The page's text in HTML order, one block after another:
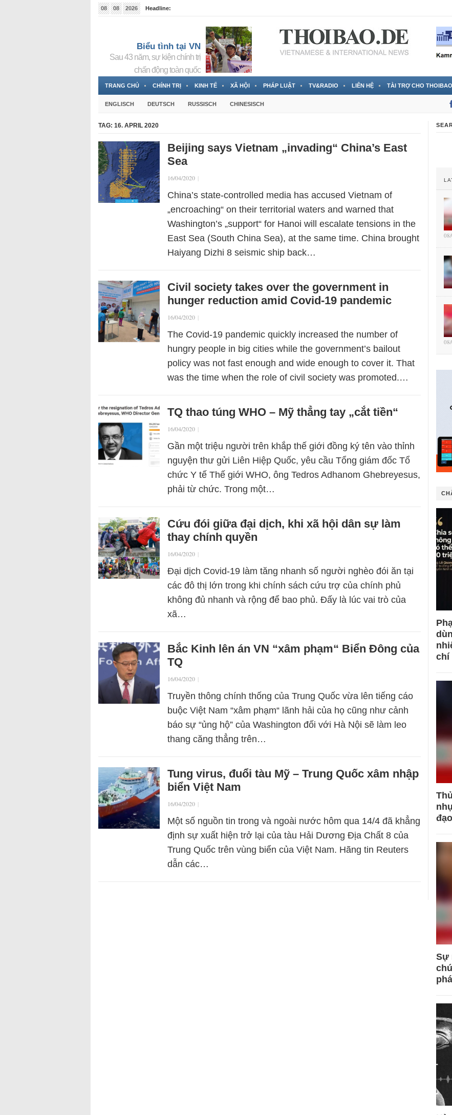
08 08 2026
Headline:
Biểu tình tại VN
Sau 43 năm, sự kiện chính trị
chấn động toàn quốc
TRANG CHỦ CHÍNH TRỊ KINH TẾ XÃ HỘI PHÁP LUẬT TV&RADIO LIÊN HỆ TÀI TRỢ CHO
ENGLISCH DEUTSCH RUSSISCH CHINESISCH
TAG: 16. APRIL 2020
Beijing says Vietnam „invading“ China’s East
Sea
16/04/2020 |
China’s state-controlled media has accused Vietnam of
„encroaching“ on their territorial waters and warned that
Washington’s „support“ for Hanoi will escalate tensions in the
East Sea (South China Sea), at the same time. China brought
Haiyang Dizhi 8 seismic ship back…
Civil society takes over the government in
hunger reduction amid Covid-19 pandemic
16/04/2020 |
The Covid-19 pandemic quickly increased the number of
hungry people in big cities while the government’s bailout
policy was not fast enough and wide enough to cover it. That
was the time when the role of civil society was promoted.…
TQ thao túng WHO – Mỹ thẳng tay „cắt tiền“
16/04/2020 |
Gần một triệu người trên khắp thế giới đồng ký tên vào thỉnh
nguyện thư gửi Liên Hiệp Quốc, yêu cầu Tổng giám đốc Tổ
chức Y tế Thế giới WHO, ông Tedros Adhanom Ghebreyesus,
phải từ chức. Trong một…
Cứu đói giữa đại dịch, khi xã hội dân sự làm
thay chính quyền
16/04/2020 |
Đại dịch Covid-19 làm tăng nhanh số người nghèo đói ăn tại
các đô thị lớn trong khi chính sách cứu trợ của chính phủ
không đủ nhanh và rộng để bao phủ. Đấy là lúc vai trò của
xã…
Bắc Kinh lên án VN “xâm phạm“ Biển Đông của
TQ
16/04/2020 |
Truyền thông chính thống của Trung Quốc vừa lên tiếng cáo
buộc Việt Nam “xâm phạm“ lãnh hải của họ cũng như cảnh
báo sự “ủng hộ” của Washington đối với Hà Nội sẽ làm leo
thang căng thẳng trên…
Tung virus, đuổi tàu Mỹ – Trung Quốc xâm nhập
biển Việt Nam
16/04/2020 |
Một số nguồn tin trong và ngoài nước hôm qua 14/4 đã khẳng
định sự xuất hiện trở lại của tàu Hải Dương Địa Chất 8 của
Trung Quốc trên vùng biển của Việt Nam. Hãng tin Reuters
dẫn các…
chí
Sự